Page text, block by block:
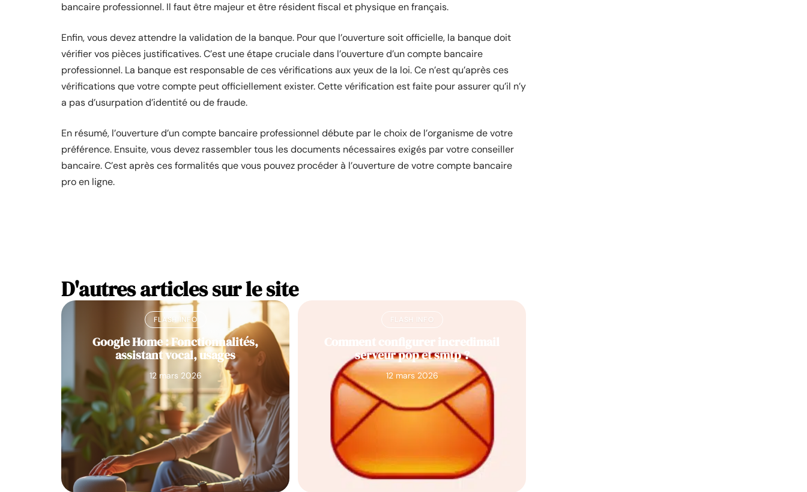
bancaire professionnel. Il faut être majeur et être résident fiscal et physique en français.
Enfin, vous devez attendre la validation de la banque. Pour que l’ouverture soit officielle, la banque doit
vérifier vos pièces justificatives. C’est une étape cruciale dans l’ouverture d’un compte bancaire
professionnel. La banque est responsable de ces vérifications aux yeux de la loi. Ce n’est qu’après ces
vérifications que votre compte peut officiellement exister. Cette vérification est faite pour assurer qu’il n’y
a pas d’usurpation d’identité ou de fraude.
En résumé, l’ouverture d’un compte bancaire professionnel débute par le choix de l’organisme de votre
préférence. Ensuite, vous devez rassembler tous les documents nécessaires exigés par votre conseiller
bancaire. C’est après ces formalités que vous pouvez procéder à l’ouverture de votre compte bancaire
pro en ligne.
D'autres articles sur le site
FLASH INFO
Google Home : Fonctionnalités,
assistant vocal, usages
12 mars 2026
FLASH INFO
Comment configurer incredimail
serveur pop et smtp ?
12 mars 2026